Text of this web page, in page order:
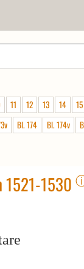
11 12 13 14
15
Bl. 174 Bl. 174v
1521-1530